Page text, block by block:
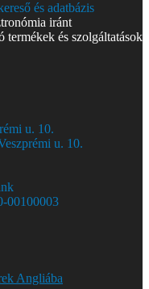
és adatbázis
iránt
és szolgáltatások
u. 10.
u. 10.
00100003
Angliába